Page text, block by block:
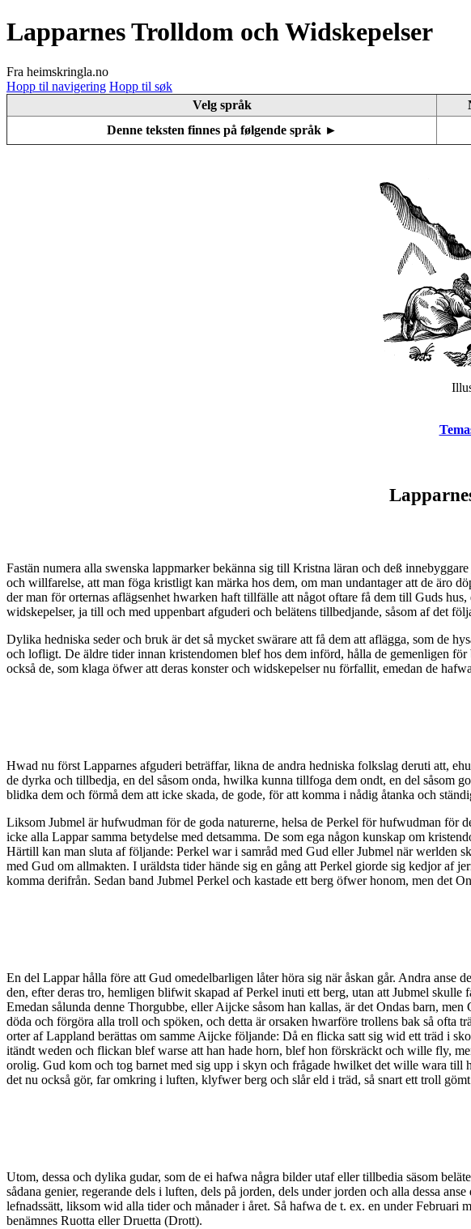
Lapparnes Trolldom och Widskepelser
Fra heimskringla.no
Hopp til navigering Hopp til søk
Velg språk
Denne teksten finnes på følgende språk ►
Fastän numera alla swenska lappmarker bekänna sig till Kristna läran och deß
och willfarelse, att man föga kristligt kan märka hos dem, om man undantager att de äro
der man för orternas aflägsenhet hwarken haft tillfälle att något oftare få dem till Guds
widskepelser, ja till och med uppenbart afguderi och belätens tillbedjande, såsom af det
Dylika hedniska seder och bruk är det så mycket swärare att få dem att aflägga, som de
och lofligt. De äldre tider innan kristendomen blef hos dem införd, hålla de gemenligen
också de, som klaga öfwer att deras konster och widskepelser nu förfallit, emedan de
Hwad nu först Lapparnes afguderi beträffar, likna de andra hedniska folkslag deruti att,
de dyrka och tillbedja, en del såsom onda, hwilka kunna tillfoga dem ondt, en del såsom
blidka dem och förmå dem att icke skada, de gode, för att komma i nådig åtanka och
Liksom Jubmel är hufwudman för de goda naturerne, helsa de Perkel för hufwudman för
icke alla Lappar samma betydelse med detsamma. De som ega någon kunskap om
Härtill kan man sluta af följande: Perkel war i samråd med Gud eller Jubmel när werlden
med Gud om allmakten. I uräldsta tider hände sig en gång att Perkel giorde sig kedjor af
komma derifrån. Sedan band Jubmel Perkel och kastade ett berg öfwer honom, men det
En del Lappar hålla före att Gud omedelbarligen låter höra sig när åskan går. Andra anse
den, efter deras tro, hemligen blifwit skapad af Perkel inuti ett berg, utan att Jubmel
Emedan sålunda denne Thorgubbe, eller Aijcke såsom han kallas, är det Ondas barn,
döda och förgöra alla troll och spöken, och detta är orsaken hwarföre trollens bak så ofta
orter af Lappland berättas om samme Aijcke följande: Då en flicka satt sig wid ett träd i
itändt weden och flickan blef warse att han hade horn, blef hon förskräckt och wille fly,
orolig. Gud kom och tog barnet med sig upp i skyn och frågade hwilket det wille wara
det nu också gör, far omkring i luften, klyfwer berg och slår eld i träd, så snart ett troll
Utom, dessa och dylika gudar, som de ei hafwa några bilder utaf eller tillbedia säsom
sådana genier, regerande dels i luften, dels på jorden, dels under jorden och alla dessa
lefnadssätt, liksom wid alla tider och månader i året. Så hafwa de t. ex. en under Februari
benämnes Ruotta eller Druetta (Drott).